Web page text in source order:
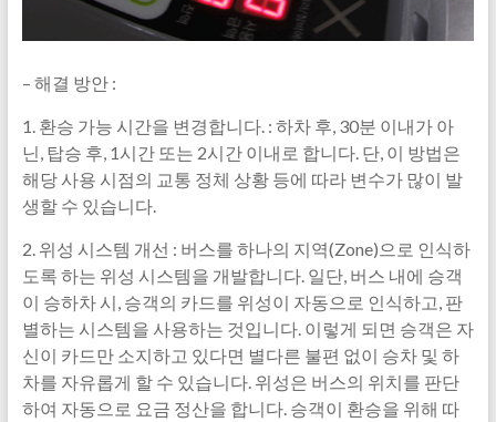
– 해결 방안 :
1. 환승 가능 시간을 변경합니다. : 하차 후, 30분 이내가 아
닌, 탑승 후, 1시간 또는 2시간 이내로 합니다. 단, 이 방법은
해당 사용 시점의 교통 정체 상황 등에 따라 변수가 많이 발
생할 수 있습니다.
2. 위성 시스템 개선 : 버스를 하나의 지역(Zone)으로 인식하
도록 하는 위성 시스템을 개발합니다. 일단, 버스 내에 승객
이 승하차 시, 승객의 카드를 위성이 자동으로 인식하고, 판
별하는 시스템을 사용하는 것입니다. 이렇게 되면 승객은 자
신이 카드만 소지하고 있다면 별다른 불편 없이 승차 및 하
차를 자유롭게 할 수 있습니다. 위성은 버스의 위치를 판단
하여 자동으로 요금 정산을 합니다. 승객이 환승을 위해 따